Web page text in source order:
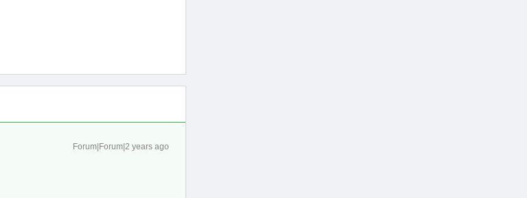
Forum|Forum|2 years ago